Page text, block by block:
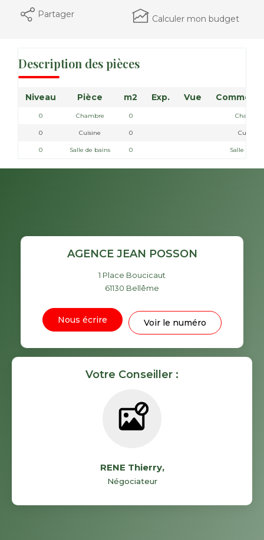
Partager
Calculer mon budget
Description des pièces
Niveau Pièce m2 Exp. Vue
0 Chambre 0
0 Cuisine 0 Cuisine
0 Salle de bains 0 Salle de
AGENCE JEAN POSSON
1 Place Boucicaut
61130 Bellême
Nous écrire Voir le numéro
Votre Conseiller :
RENE Thierry,
Négociateur